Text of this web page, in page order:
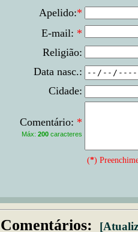
Apelido:*
E-mail: *
Religião:
Data nasc.:
Cidade:
Comentário: *
Máx: 200 caracteres
(*)
Comentários: